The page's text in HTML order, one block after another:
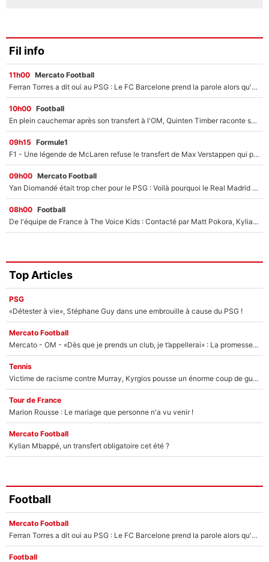
Fil info
11h00 Mercato Football
Ferran Torres a dit oui au PSG : Le FC Barcelone prend la parole alors qu'un transfert de l'attaquant espagnol prend forme
10h00 Football
En plein cauchemar après son transfert à l'OM, Quinten Timber raconte ses doutes après sa signature à Marseille
09h15 Formule1
F1 - Une légende de McLaren refuse le transfert de Max Verstappen qui pourrait «faire des vagues» et plomber l'ambiance dans l'équipe
09h00 Mercato Football
Yan Diomandé était trop cher pour le PSG : Voilà pourquoi le Real Madrid a accepté de payer la somme record de 140M€ pour boucler son transfert !
08h00 Football
De l'équipe de France à The Voice Kids : Contacté par Matt Pokora, Kylian Mbappé a accepté de jouer un rôle inédit sur TF1 !
Top Articles
PSG
«Détester à vie», Stéphane Guy dans une embrouille à cause du PSG !
Mercato Football
Mercato - OM - «Dès que je prends un club, je t’appellerai» : La promesse de Marcelino au moment de claquer la porte
Tennis
Victime de racisme contre Murray, Kyrgios pousse un énorme coup de gueule !
Tour de France
Marion Rousse : Le mariage que personne n'a vu venir !
Mercato Football
Kylian Mbappé, un transfert obligatoire cet été ?
Football
Mercato Football
Ferran Torres a dit oui au PSG : Le FC Barcelone prend la parole alors qu'un transfert de l'attaquant espagnol prend forme
Football